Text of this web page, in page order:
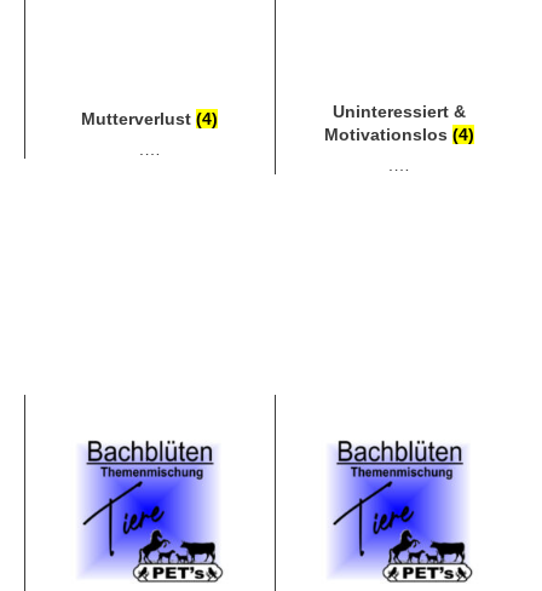
Mutterverlust(4)
Uninteressiert &
Motivationslos(4)